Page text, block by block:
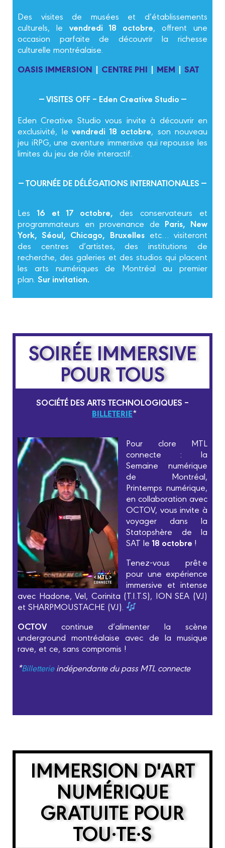
Des visites de musées et d’établissements
culturels, le vendredi 18 octobre, offrent une
occasion parfaite de découvrir la richesse
culturelle montréalaise.
OASIS IMMERSION | CENTRE PHI | MEM | SAT
— VISITES OFF – Eden Creative Studio —
Eden Creative Studio vous invite à découvrir en
exclusivité, le vendredi 18 octobre, son nouveau
jeu iRPG, une aventure immersive qui repousse les
limites du jeu de rôle interactif.
— TOURNÉE DE DÉLÉGATIONS INTERNATIONALES —
Les16 et 17 octobre, des conservateurs et
programmateurs en provenance de Paris, New
York, Séoul, Chicago, Bruxellesetc… visiteront
des centres d’artistes, des institutions de
recherche, des galeries et des studios qui placent
les arts numériques de Montréal au premier
plan. Sur invitation.
SOIRÉE IMMERSIVE
POUR TOUS
SOCIÉTÉ DES ARTS TECHNOLOGIQUES –
BILLETERIE*
Pour clore MTL
connecte : la
Semaine numérique
de Montréal,
Printemps numérique,
en collaboration avec
OCTOV, vous invite à
voyager dans la
Statopshère de la
SAT le18 octobre !
Tenez-vous prêt·e
pour une expérience
immersive et intense
avec Hadone, Vel, Corinita (T.I.T.S), ION SEA (VJ)
et SHARPMOUSTACHE (VJ).
OCTOVcontinue d’alimenter la scène
underground montréalaise avec de la musique
rave, et ce, sans compromis !
*Billetterieindépendante du pass MTL connecte
IMMERSION D'ART
NUMÉRIQUE
GRATUITE POUR
TOU·TE·S